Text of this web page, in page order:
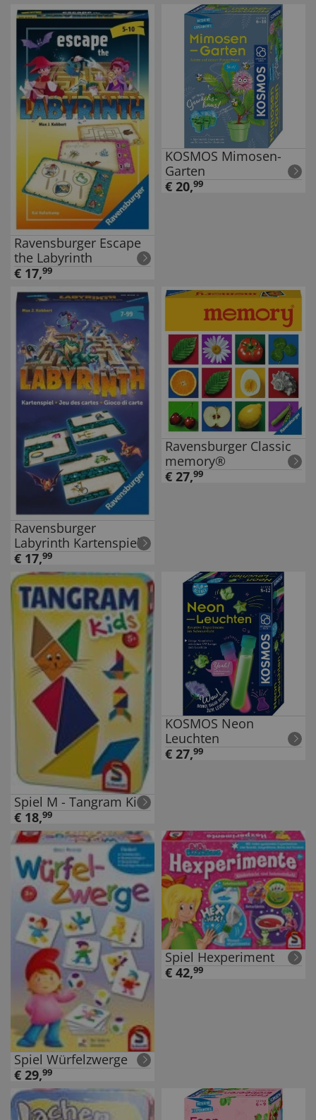
Ravensburger Escape
the Labyrinth
€ 17,99
KOSMOS Mimosen-
Garten
€ 20,99
Ravensburger
Labyrinth Kartenspiel
€ 17,99
Ravensburger Classic
memory®
€ 27,99
Spiel M - Tangram Kids
€ 18,99
KOSMOS Neon
Leuchten
€ 27,99
Spiel Würfelzwerge
€ 29,99
Spiel Hexperiment
€ 42,99